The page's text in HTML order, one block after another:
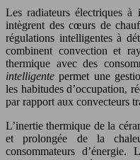
Les radiateurs électriques à
intègrent des cœurs de
régulations intelligentes à
combinent convection et
thermique avec des
intelligentepermet une
les habitudes d’occupation,
par rapport aux convecteurs
L’inertie thermique de la
et prolongée de la
consommateurs